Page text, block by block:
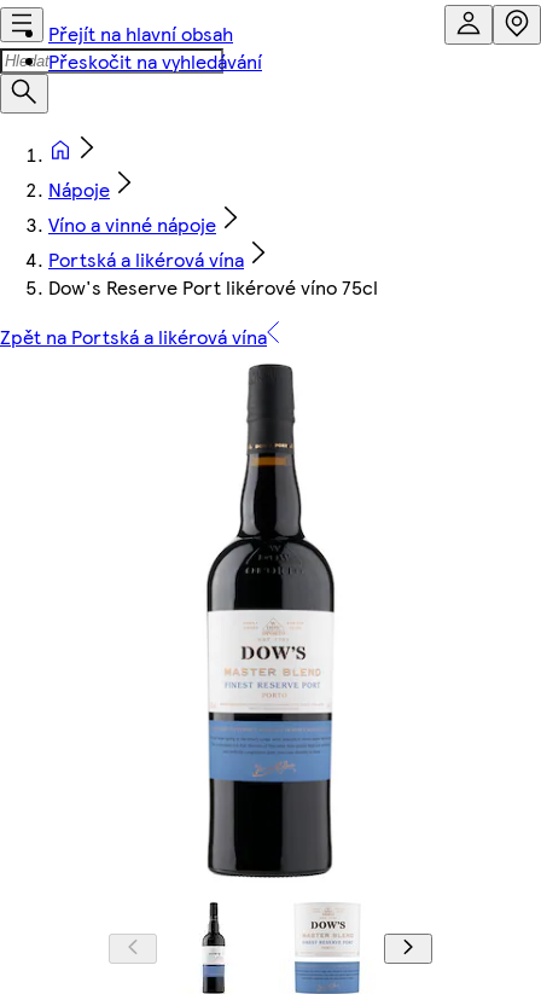
Přejít na hlavní obsah
Přeskočit na vyhledávání
Nápoje
Víno a vinné nápoje
Portská a likérová vína
Dow's Reserve Port likérové víno 75cl
Zpět na Portská a likérová vína